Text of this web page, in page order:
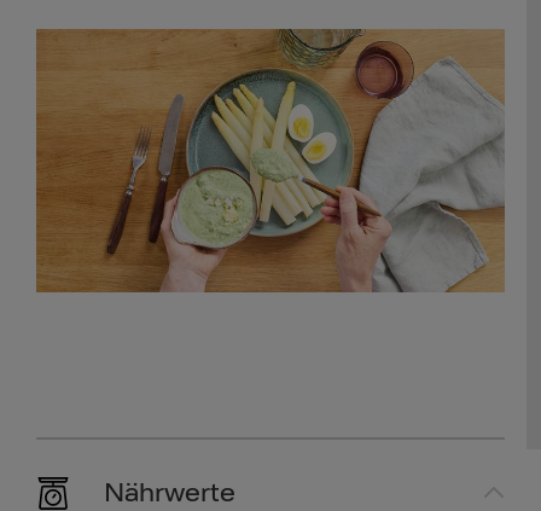
Nährwerte